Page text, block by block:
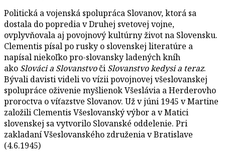
Politická a vojenská spolupráca Slovanov, ktorá sa
dostala do popredia v Druhej svetovej vojne,
ovplyvňovala aj povojnový kultúrny život na Slovensku.
Clementis písal po rusky o slovenskej literatúre a
napísal niekoľko pro-slovansky ladených kníh
ako Slováci a Slovanstvoči Slovanstvo kedysi a teraz.
Bývali davisti videli vo vízii povojnovej všeslovanskej
spolupráce oživenie myšlienok Všeslávia a Herderovho
proroctva o víťazstve Slovanov. Už v júni 1945 v Martine
založili Clementis Všeslovanský výbor a v Matici
slovenskej sa vytvorilo Slovanské oddelenie. Pri
zakladaní Všeslovanského združenia v Bratislave
(4.6.1945)